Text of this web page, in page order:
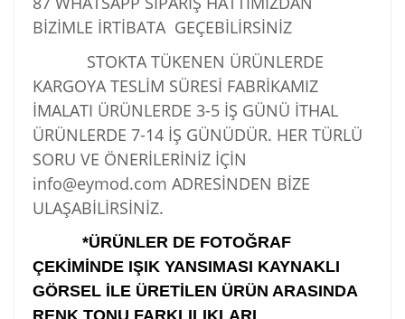
BİZİMLE İRTİBATA GEÇEBİLİRSİNİZ
STOKTA TÜKENEN ÜRÜNLERDE
KARGOYA TESLİM SÜRESİ FABRİKAMIZ
İMALATI ÜRÜNLERDE 3-5 İŞ GÜNÜ İTHAL
ÜRÜNLERDE 7-14 İŞ GÜNÜDÜR. HER TÜRLÜ
SORU VE ÖNERİLERİNİZ İÇİN
info@eymod.com ADRESİNDEN BİZE
ULAŞABİLİRSİNİZ.
*ÜRÜNLER DE FOTOĞRAF
ÇEKİMİNDE IŞIK YANSIMASI KAYNAKLI
GÖRSEL İLE ÜRETİLEN ÜRÜN ARASINDA
RENK TONU FARKLILIKLARI